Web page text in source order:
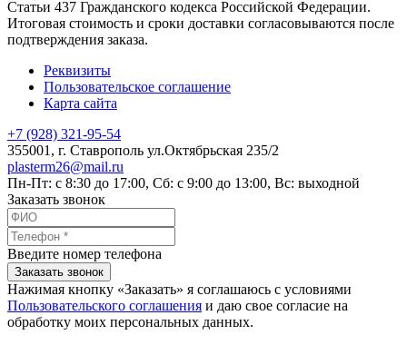
Статьи 437 Гражданского кодекса Российской Федерации.
Итоговая стоимость и сроки доставки согласовываются после
подтверждения заказа.
Реквизиты
Пользовательское соглашение
Карта сайта
+7 (928) 321-95-54
355001 , г. Ставрополь ул.Октябрьская 235/2
plasterm26@mail.ru
Пн-Пт: с 8:30 до 17:00, Сб: с 9:00 до 13:00, Вс: выходной
Заказать звонок
Введите номер телефона
Заказать звонок
Нажимая кнопку «Заказать» я соглашаюсь с условиями
Пользовательского соглашения и даю свое согласие на
обработку моих персональных данных.